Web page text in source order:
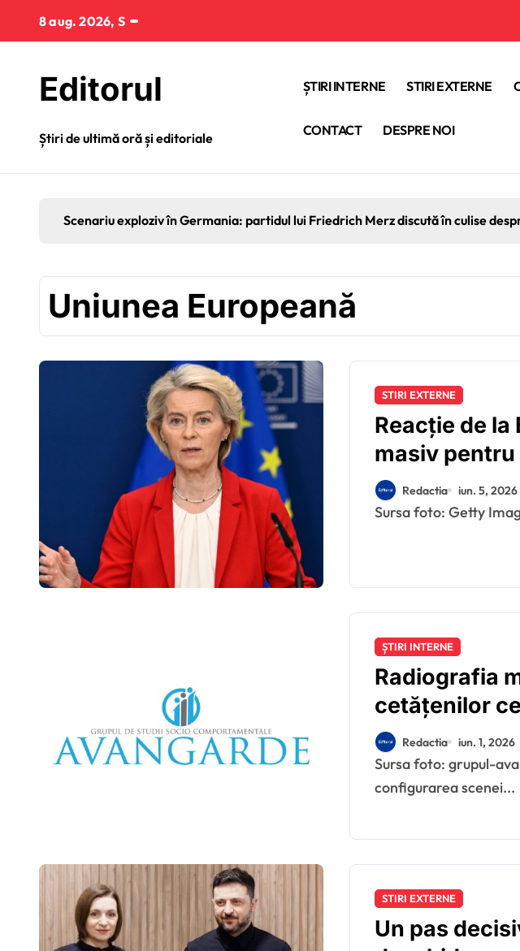
conținut
8 aug. 2026, S
Editorul
Știri de ultimă oră și editoriale
ȘTIRI INTERNE STIRI EXTERNE
CONTACT DESPRE NOI
Scenariu exploziv în Germania: partidul lui Friedrich Merz discută în culise
Uniunea Europeană
STIRI EXTERNE
Reacție de
masiv
Constanța și
rusești de la
Redactia iun. 5, 2026
Sursa foto: Getty
ȘTIRI INTERNE
Radiografia
cetățenilor
tehnocrat și
Redactia iun. 1, 2026
Sursa foto: grupul-avangarde.ro Un nou sondaj de opinie de o importanță majoră pentru
configurarea scenei...
STIRI EXTERNE
Un pas